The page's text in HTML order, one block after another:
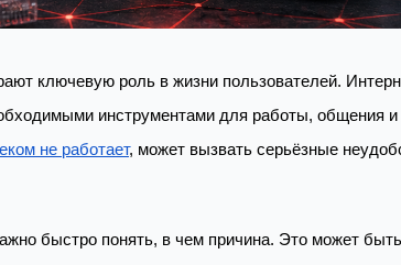
ключевую роль в жизни пользователей.
инструментами для работы, общения и
не работает, может вызвать серьёзные
быстро понять, в чем причина. Это может